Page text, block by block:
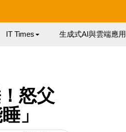
IT Times 生成式AI與雲端應用
怒父
」